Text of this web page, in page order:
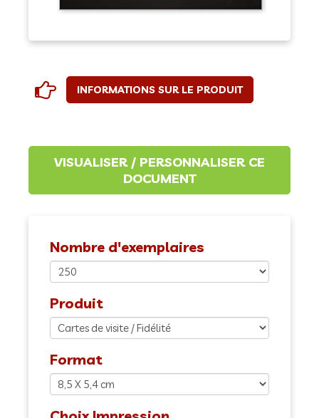
INFORMATIONS SUR LE PRODUIT
Nombre d'exemplaires
Produit
Format